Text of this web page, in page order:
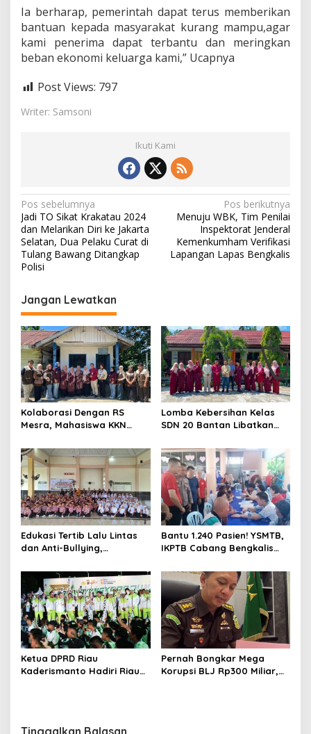
u
r
a
g
a
m
Ia berharap, pemerintah dapat terus memberikan
bantuan kepada masyarakat kurang mampu,agar
kami penerima dapat terbantu dan meringkan
beban ekonomi keluarga kami,” Ucapnya
Post Views: 797
Writer: Samsoni
Ikuti Kami
N
a
v
i
a
s
i
p
o
s
Pos sebelumnya
Jadi TO Sikat Krakatau 2024
dan Melarikan Diri ke Jakarta
Selatan, Dua Pelaku Curat di
Tulang Bawang Ditangkap
Polisi
Pos berikutnya
Menuju WBK, Tim Penilai
Inspektorat Jenderal
Kemenkumham Verifikasi
Lapangan Lapas Bengkalis
Jangan Lewatkan
Kolaborasi Dengan RS
Mesra, Mahasiswa KKN
Cek Kesehatan Gratis di
Posyandu Kampung Petas
Lomba Kebersihan Kelas
SDN 20 Bantan Libatkan
sebagai Dewan Juri
Edukasi Tertib Lalu Lintas
dan Anti-Bullying,
Gelar “Polisi Sahabat Anak”
di SD IT Al-Fatih Duri
Bantu 1.240 Pasien! YSMTB,
IKPTB Cabang Bengkalis
Apresiasi Perkumpulan Kin
Men Riau Atas Kegiatan
Bakti Sosial Kesehatan Di
Bengkalis.
Ketua DPRD Riau
Kaderismanto Hadiri Riau
Pernah Bongkar Mega
Korupsi BLJ Rp300 Miliar,
Tinggalkan Balasan